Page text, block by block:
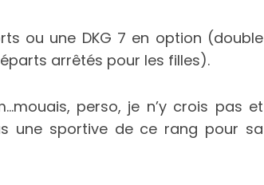
ou une DKG 7 en option (double
arrêtés pour les filles).
perso, je n’y crois pas et
une sportive de ce rang pour sa